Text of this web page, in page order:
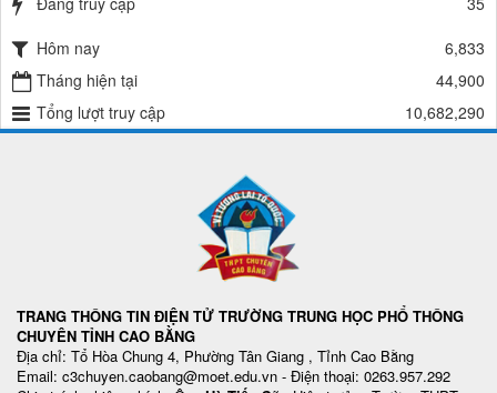
Hôm nay
6,833
Tháng hiện tại
44,900
Tổng lượt truy cập
10,682,290
TRANG THÔNG TIN ĐIỆN TỬ TRƯỜNG TRUNG HỌC PHỔ THÔNG
CHUYÊN TỈNH CAO BẰNG
Địa chỉ: Tổ Hòa Chung 4, Phường Tân Giang , Tỉnh Cao Bằng
Email: c3chuyen.caobang@moet.edu.vn - Điện thoại: 0263.957.292